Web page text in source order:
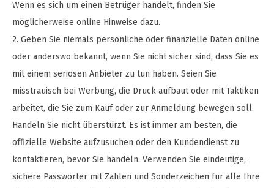
Wenn es sich um einen Betrüger handelt, finden Sie
möglicherweise online Hinweise dazu.
2. Geben Sie niemals persönliche oder finanzielle Daten online
oder anderswo bekannt, wenn Sie nicht sicher sind, dass Sie es
mit einem seriösen Anbieter zu tun haben. Seien Sie
misstrauisch bei Werbung, die Druck aufbaut oder mit Taktiken
arbeitet, die Sie zum Kauf oder zur Anmeldung bewegen soll.
Handeln Sie nicht überstürzt. Es ist immer am besten, die
offizielle Website aufzusuchen oder den Kundendienst zu
kontaktieren, bevor Sie handeln. Verwenden Sie eindeutige,
sichere Passwörter mit Zahlen und Sonderzeichen für alle Ihre